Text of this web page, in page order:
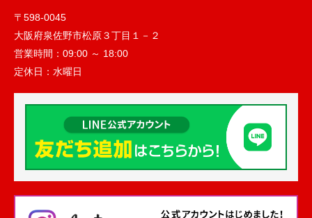
〒598-0045
大阪府泉佐野市松原３丁目１－２
営業時間： 09:00 ～ 18:00
定休日： 水曜日